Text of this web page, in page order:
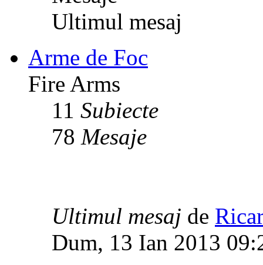
Ultimul mesaj
Arme de Foc
Fire Arms
11 Subiecte
78 Mesaje
Ultimul mesaj de
Dum, 13 Ian 2013